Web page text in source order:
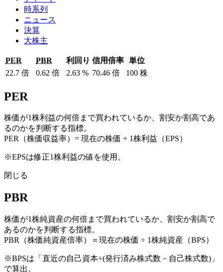
時系列
ニュース
決算
大株主
PER PBR 利回り 信用倍率 単位
22.7 倍 0.62 倍 2.63 % 70.46 倍 100 株
PER
株価が1株利益の何倍まで買われているか、割安か割高であ
るのかを判断する指標。
PER（株価収益率）= 現在の株価 ÷ 1株利益（EPS）
※EPSは修正1株利益の値を使用。
閉じる
PBR
株価が1株純資産の何倍まで買われているか、割安か割高で
あるのかを判断する指標。
PBR（株価純資産倍率）＝現在の株価 ÷ 1株純資産（BPS）
※BPSは「直近の自己資本÷(発行済み株式数－自己株式数)」
で算出。